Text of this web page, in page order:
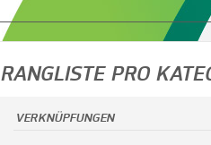
RANGLISTE PRO
VERKNÜPFUNGEN